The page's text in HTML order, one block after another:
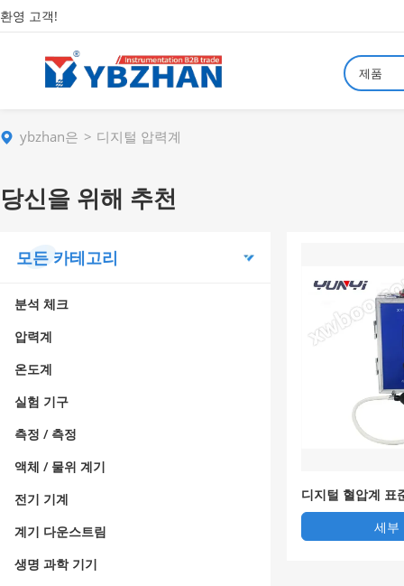
환영 고객!
제품
ybzhan은 디지털 압력계
당신을 위해 추천
모든 카테고리
분석 체크
압력계
온도계
실험 기구
측정 / 측정
액체 / 물위 계기
전기 기계
계기 다운스트림
생명 과학 기기
디지털 혈압계 표
세부